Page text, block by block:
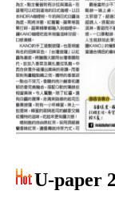
U-paper